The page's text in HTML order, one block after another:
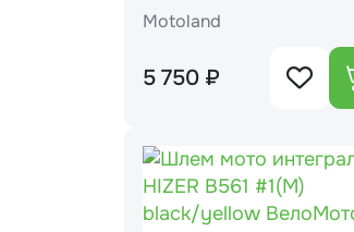
Motoland
5 750 ₽